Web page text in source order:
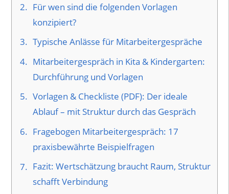
2. Für wen sind die folgenden Vorlagen
konzipiert?
3. Typische Anlässe für Mitarbeitergespräche
4. Mitarbeitergespräch in Kita & Kindergarten:
Durchführung und Vorlagen
5. Vorlagen & Checkliste (PDF): Der ideale
Ablauf – mit Struktur durch das Gespräch
6. Fragebogen Mitarbeitergespräch: 17
praxisbewährte Beispielfragen
7. Fazit: Wertschätzung braucht Raum, Struktur
schafft Verbindung